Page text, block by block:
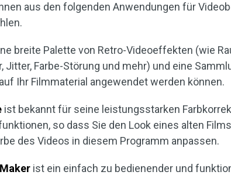
aus den folgenden Anwendungen für
breite Palette von Retro-Videoeffekten (wie
Jitter, Farbe-Störung und mehr) und eine
Ihr Filmmaterial angewendet werden können.
ist bekannt für seine leistungsstarken
so dass Sie den Look eines alten
des Videos in diesem Programm anpassen.
ist ein einfach zu bedienender und